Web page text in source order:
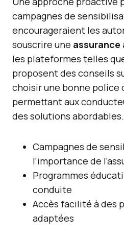
campagnes de
encourageraient les
souscrire une assurance
les plateformes telles
proposent des conseils
choisir une bonne police
permettant aux
des solutions abordables.
Campagnes de
l’importance de
Programmes
conduite
Accès facilité à des
adaptées